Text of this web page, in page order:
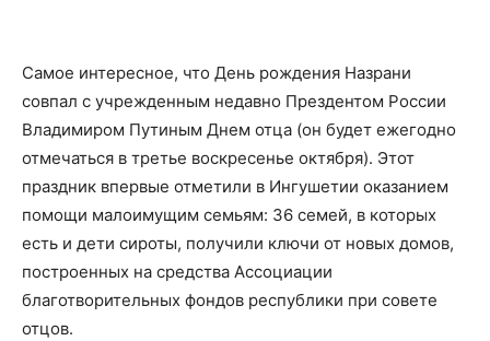
Самое интересное, что День рождения Назрани
совпал с учрежденным недавно Прездентом России
Владимиром Путиным Днем отца (он будет ежегодно
отмечаться в третье воскресенье октября). Этот
праздник впервые отметили в Ингушетии оказанием
помощи малоимущим семьям: 36 семей, в которых
есть и дети сироты, получили ключи от новых домов,
построенных на средства Ассоциации
благотворительных фондов республики при совете
отцов.